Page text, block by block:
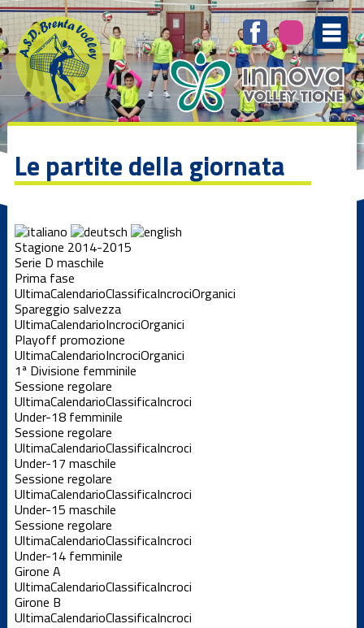
Le partite della giornata
Stagione 2014-2015
Serie D maschile
Prima fase
UltimaCalendarioClassificaIncrociOrganici
Spareggio salvezza
UltimaCalendarioIncrociOrganici
Playoff promozione
UltimaCalendarioIncrociOrganici
1ª Divisione femminile
Sessione regolare
UltimaCalendarioClassificaIncroci
Under-18 femminile
Sessione regolare
UltimaCalendarioClassificaIncroci
Under-17 maschile
Sessione regolare
UltimaCalendarioClassificaIncroci
Under-15 maschile
Sessione regolare
UltimaCalendarioClassificaIncroci
Under-14 femminile
Girone A
UltimaCalendarioClassificaIncroci
Girone B
UltimaCalendarioClassificaIncroci